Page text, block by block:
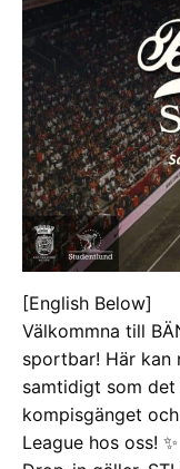
[English Below]
Välkommna till
sportbar! Här kan
samtidigt som
kompisgänget
League hos oss! ✨